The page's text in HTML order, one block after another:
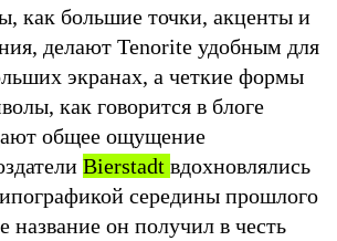
как большие точки, акценты и
делают Tenorite удобным для
экранах, а четкие формы
как говорится в блоге
общее ощущение
Bierstadt вдохновлялись
середины прошлого
название он получил в честь